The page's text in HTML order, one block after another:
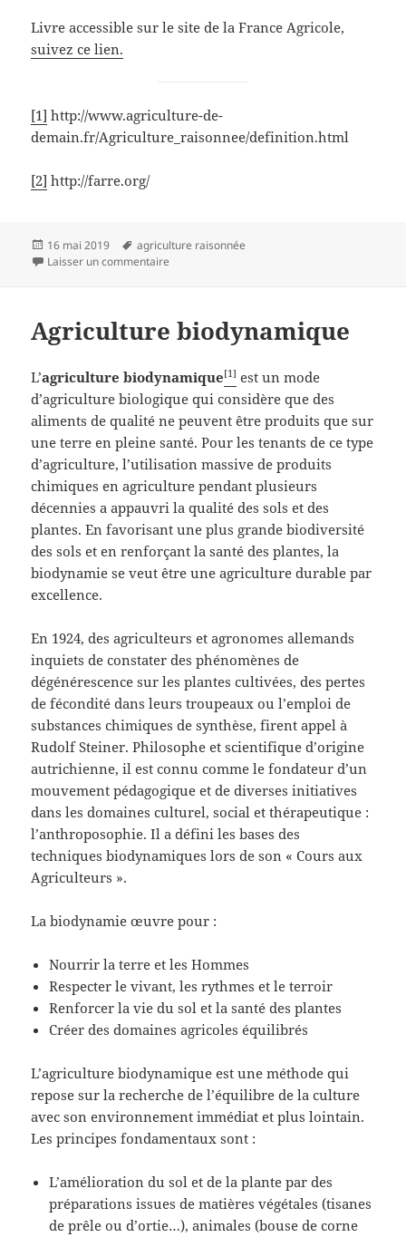
Livre accessible sur le site de la France Agricole,
suivez ce lien.
[1] http://www.agriculture-de-
demain.fr/Agriculture_raisonnee/definition.html
[2] http://farre.org/
Publié
le
16 mai 2019
Mots-
clés
agriculture raisonnée
Laisser un commentaire
Agriculture biodynamique
L’agriculture biodynamique[1] est un mode
d’agriculture biologique qui considère que des
aliments de qualité ne peuvent être produits que sur
une terre en pleine santé. Pour les tenants de ce type
d’agriculture, l’utilisation massive de produits
chimiques en agriculture pendant plusieurs
décennies a appauvri la qualité des sols et des
plantes. En favorisant une plus grande biodiversité
des sols et en renforçant la santé des plantes, la
biodynamie se veut être une agriculture durable par
excellence.
En 1924, des agriculteurs et agronomes allemands
inquiets de constater des phénomènes de
dégénérescence sur les plantes cultivées, des pertes
de fécondité dans leurs troupeaux ou l’emploi de
substances chimiques de synthèse, firent appel à
Rudolf Steiner. Philosophe et scientifique d’origine
autrichienne, il est connu comme le fondateur d’un
mouvement pédagogique et de diverses initiatives
dans les domaines culturel, social et thérapeutique :
l’anthroposophie. Il a défini les bases des
techniques biodynamiques lors de son « Cours aux
Agriculteurs ».
La biodynamie œuvre pour :
Nourrir la terre et les Hommes
Respecter le vivant, les rythmes et le terroir
Renforcer la vie du sol et la santé des plantes
Créer des domaines agricoles équilibrés
L’agriculture biodynamique est une méthode qui
repose sur la recherche de l’équilibre de la culture
avec son environnement immédiat et plus lointain.
Les principes fondamentaux sont :
L’amélioration du sol et de la plante par des
préparations issues de matières végétales (tisanes
de prêle ou d’ortie…), animales (bouse de corne